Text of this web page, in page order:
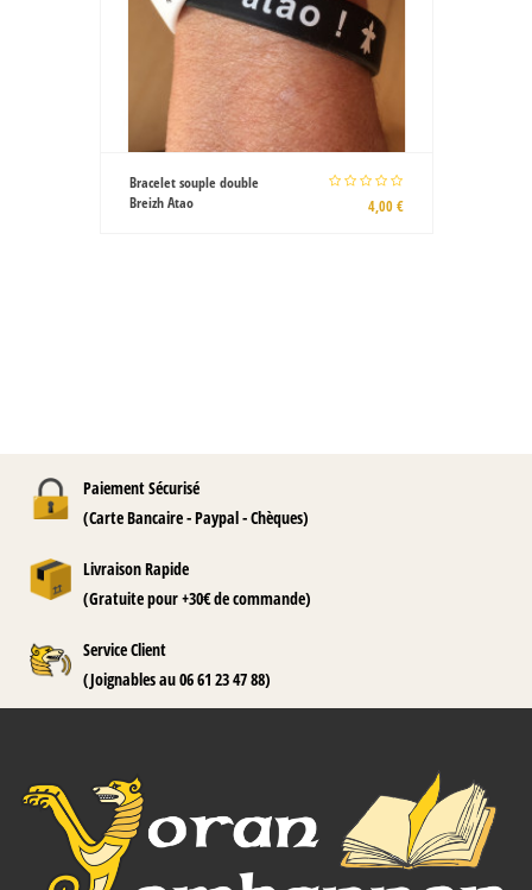
T-shirt blanc Gwenn ha Du
Paiement Sécurisé
(Carte Bancaire - Paypal - Chèques)
Livraison Rapide
(Gratuite pour +30€ de commande)
Service Client
(Joignables au 06 61 23 47 88)